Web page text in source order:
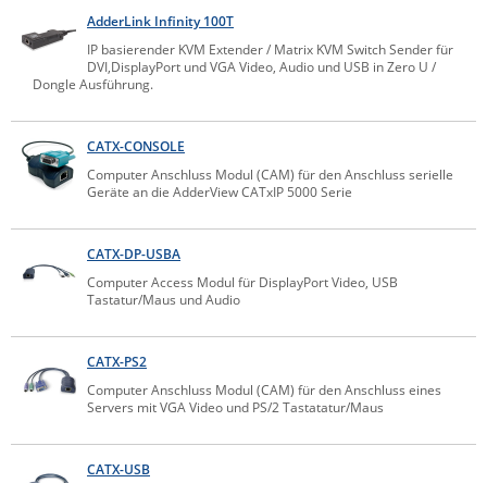
Teltonika
Unwired Networks
Vision
WATTECO
Westermo
Yuasa
ZPE Systems
News zu unseren Herstellern
AdderLink Infinity 100T
IP basierender KVM Extender / Matrix KVM Switch Sender für
DVI,DisplayPort und VGA Video, Audio und USB in Zero U /
Dongle Ausführung.
CATX-CONSOLE
Computer Anschluss Modul (CAM) für den Anschluss serielle
Geräte an die AdderView CATxIP 5000 Serie
CATX-DP-USBA
Computer Access Modul für DisplayPort Video, USB
Tastatur/Maus und Audio
CATX-PS2
Computer Anschluss Modul (CAM) für den Anschluss eines
Servers mit VGA Video und PS/2 Tastatatur/Maus
CATX-USB